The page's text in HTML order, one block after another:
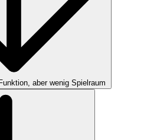
aber wenig Spielraum